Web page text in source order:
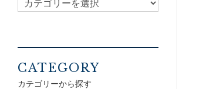
CATEGORY
カテゴリーから探す